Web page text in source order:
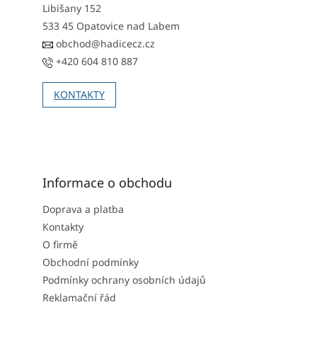
Libišany 152
533 45 Opatovice nad Labem
obchod@hadicecz.cz
+420 604 810 887
KONTAKTY
Informace o obchodu
Doprava a platba
Kontakty
O firmě
Obchodní podmínky
Podmínky ochrany osobních údajů
Reklamační řád